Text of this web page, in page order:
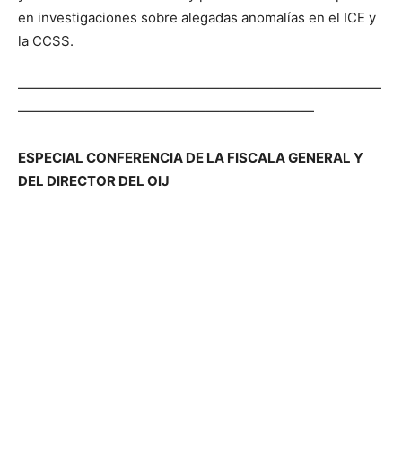
en investigaciones sobre alegadas anomalías en el ICE y
la CCSS.
———————————————————————————
——————————————————————
ESPECIAL CONFERENCIA DE LA FISCALA GENERAL Y
DEL DIRECTOR DEL OIJ